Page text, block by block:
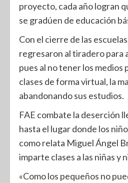
proyecto, cada año logran
se gradúen de educación
Con el cierre de las
regresaron al tiradero para
pues al no tener los medios
clases de forma virtual, la
abandonando sus estudios.
FAE combate la deserción
hasta el lugar donde los
como relata Miguel Ángel
imparte clases a las niñas y
«Como los pequeños no